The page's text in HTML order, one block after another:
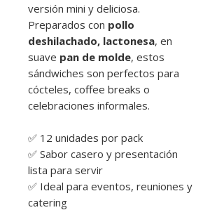
versión mini y deliciosa.
Preparados con pollo
deshilachado, lactonesa, en
suave pan de molde, estos
sándwiches son perfectos para
cócteles, coffee breaks o
celebraciones informales.
✅ 12 unidades por pack
✅ Sabor casero y presentación
lista para servir
✅ Ideal para eventos, reuniones y
catering